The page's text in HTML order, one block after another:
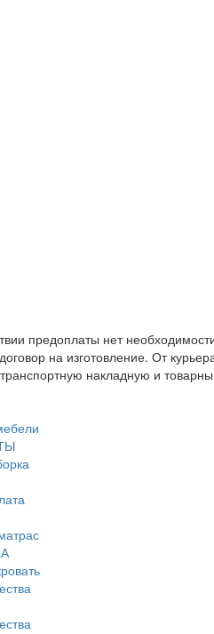
вы
чек.
Мы являемся прямым
предложить низкую цену